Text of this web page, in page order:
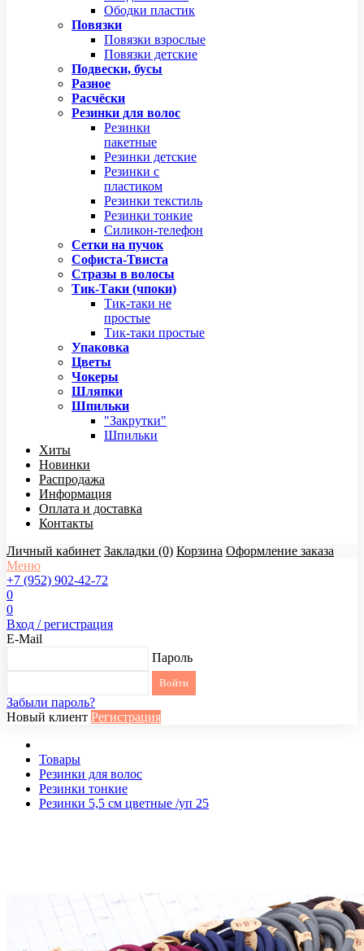
Ободки пластик
Повязки
Повязки взрослые
Повязки детские
Подвески, бусы
Разное
Расчёски
Резинки для волос
Резинки
пакетные
Резинки детские
Резинки с
пластиком
Резинки текстиль
Резинки тонкие
Силикон-телефон
Сетки на пучок
Софиста-Твиста
Стразы в волосы
Тик-Таки (чпоки)
Тик-таки не
простые
Тик-таки простые
Упаковка
Цветы
Чокеры
Шляпки
Шпильки
"Закрутки"
Шпильки
Хиты
Новинки
Распродажа
Информация
Оплата и доставка
Контакты
Личный кабинет Закладки (0) Корзина Оформление заказа
Меню
+7 (952) 902-42-72
0
0
Вход / регистрация
E-Mail
Пароль
Забыли пароль?
Новый клиент Регистрация
Товары
Резинки для волос
Резинки тонкие
Резинки 5,5 см цветные /уп 25